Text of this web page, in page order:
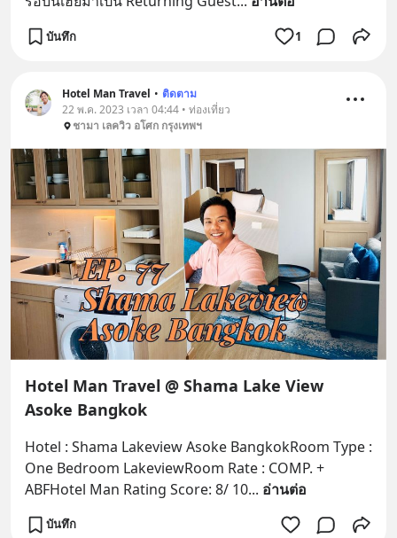
บันทึก 1
Hotel Man Travel • ติดตาม
22 พ.ค. 2023 เวลา 04:44 • ท่องเที่ยว
ชามา เลควิว อโศก กรุงเทพฯ
Hotel Man Travel @ Shama Lake View
Asoke Bangkok
Hotel : Shama Lakeview Asoke BangkokRoom Type :
One Bedroom LakeviewRoom Rate : COMP. +
ABFHotel Man Rating Score: 8/ 10... อ่านต่อ
บันทึก